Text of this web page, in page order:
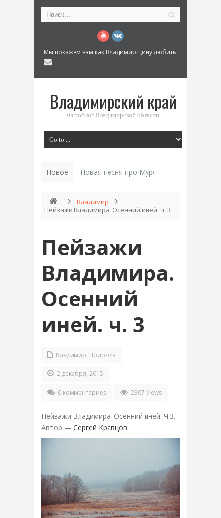
Мы покажем вам как Владимирщину любить
Владимирский край
Фотоблог Владимирской области
Новое Новая песня про Муром: «Былинный
Владимир
Пейзажи Владимира. Осенний иней. ч. 3
Пейзажи
Владимира.
Осенний
иней. ч. 3
Владимир, Природа
2 декабря, 2015
0 комментариев 2307 Views
Пейзажи Владимира. Осенний иней. Ч.3.
Автор — Сергей Кравцов